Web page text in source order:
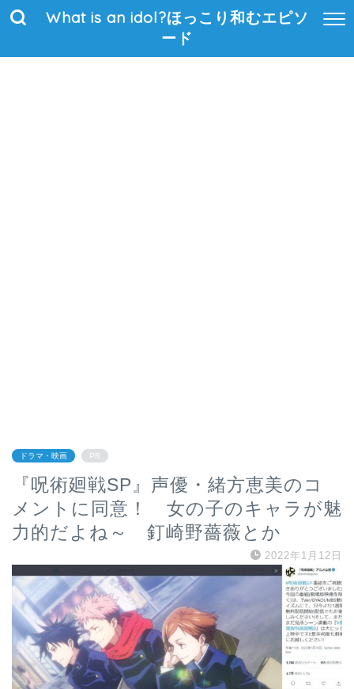
What is an idol?ほっこり和むエピソ
ード
ドラマ・映画 PR
『呪術廻戦SP』声優・緒方恵美のコ
メントに同意！ 女の子のキャラが魅
力的だよね～ 釘崎野薔薇とか
2022年1月12日